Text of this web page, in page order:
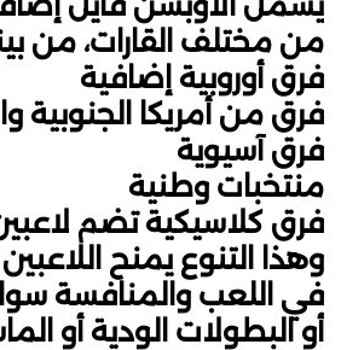
من مختلف القارات، من
فرق أوروبية إضافية
فرق من أمريكا الجنوبية
فرق آسيوية
منتخبات وطنية
فرق كلاسيكية تضم
وهذا التنوع يمنح
في اللعب والمنافسة
أو البطولات الودية أو